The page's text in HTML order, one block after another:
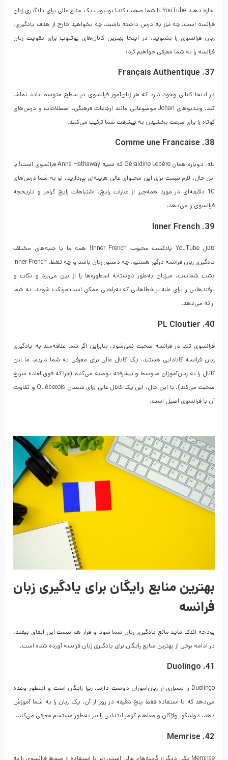
اجازه دهید YouTube با شما صحبت کند! یوتیوب یک منبع عالی برای یادگیری زبان
فرانسه است. چه نیاز به درس داشته باشید، چه بخواهید خارج از هدف یادگیری،
زبان فرانسوی را بشنوید، در اینجا بهترین کانال‌های یوتیوب برای تقویت زبان
فرانسه را به شما معرفی خواهیم کرد:
37. Français Authentique
در اینجا کانالی وجود دارد که هر زبان‌آموز فرانسوی در سطح متوسط ​​باید تماشا
کند. ویدیوهای Johan موضوعاتی مانند ارجاعات فرهنگی، اصطلاحات و درس‌های
کوتاه را برای سرعت بخشیدن به پیشرفت شما ترکیب می‌کنند.
38. Comme une Francaise
بله، دوباره همان Géraldine Lepère که شبیه Anna Hathaway فرانسوی است! با
این حال، لازم نیست برای این محتوای عالی هزینه‌ای بپردازید. او به شما درس‌های
10 دقیقه‌ای در مورد همه‌چیز از عبارات رایج، اشتباهات رایج گرامر و تاریخچه
فرانسوی را می‌دهد.
39. Inner French
کانال YouTube پادکست محبوب Inner French! همه ما با جنبه‌‎های مختلف
یادگیری زبان فرانسه درگیر هستیم. چه دستور زبان باشد و چه تلفظ، Inner French
پشت شماست. میزبان به‌طور دوستانه اسطوره‌ها را از بین می‌برد و نکات و
ترفندهایی را برای غلبه بر خطاهایی که به‌راحتی ممکن است مرتکب شوید، به شما
ارائه می‌دهد.
40. PL Cloutier
فرانسوی تنها در فرانسه صحبت نمی‌شود، بنابراین اگر شما علاقه‌مند به یادگیری
زبان فرانسه کانادایی هستید، یک کانال عالی برای معرفی به شما داریم. ما این
کانال را به زبان‌آموزان متوسط ​​و پیشرفته توصیه می‌کنیم (چرا که فوق‌العاده سریع
صحبت می‌کند). با این حال، این یک کانال عالی برای شنیدن Québecois و تفاوت
آن با فرانسوی اصیل است.
بهترین منابع رایگان برای یادگیری زبان
فرانسه
بودجه اندک نباید مانع یادگیری زبان شما شود و قرار هم نیست این اتفاق بیفتد.
در ادامه برخی از بهترین منابع رایگان برای یادگیری زبان فرانسه آورده شده است.
41. Duolingo
Duolingo را بسیاری از زبان‌آموزان دوست دارند، زیرا رایگان است و اینطور وعده
می‌دهد که با استفاده فقط پنج دقیقه در روز از آن، یک زبان را به شما آموزش
دهد. دولینگو، واژگان و مفاهیم گرامر ابتدایی را نیز به‌طور مستقیم معرفی می‌کند.
42. Memrise